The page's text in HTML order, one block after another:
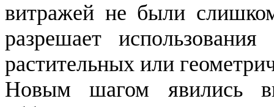
витражей не были
разрешает
растительных или
Новым шагом явились